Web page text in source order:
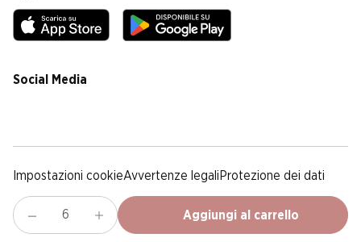
Aggiungi al carrello
Social Media
Impostazioni cookieAvvertenze legali Protezione dei dati
ColofoneCondizioni Generali